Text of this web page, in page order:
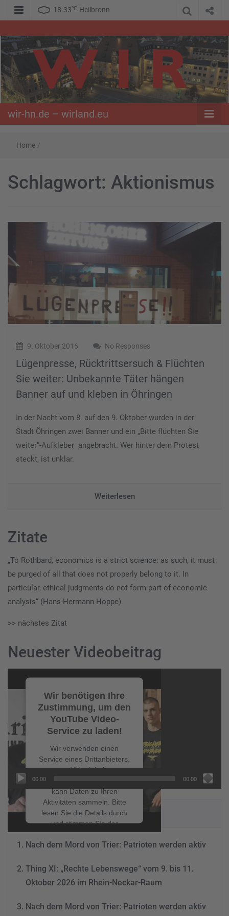
18.33℃ Heilbronn
wir-hn.de –
wirland.eu
wir-hn.de – wirland.eu
Home /
Schlagwort: Aktionismus
9. Oktober 2016 No Responses
Lügenpresse, Rücktrittsersuch & Flüchten
Sie weiter: Unbekannte Täter hängen
Banner auf und kleben in Öhringen
In der Nacht vom 8. auf den 9. Oktober wurden in der
Stadt Öhringen zwei Banner und ein „Bitte flüchten Sie
weiter“-Aufkleber angebracht. Wer hinter dem Protest
steckt, ist unklar.
Weiterlesen
Zitate
„To Rothbard, economics is a strict science: as such, it must
be purged of all that does not properly belong to it. In
particular, ethical judgments do not form part of economic
analysis“ (Hans-Hermann Hoppe)
>> nächstes Zitat
Neuester Videobeitrag
Player
Wir benötigen Ihre
Zustimmung, um den
YouTube Video-
Service zu laden!
Wir verwenden einen
Service eines Drittanbieters,
um Videoinhalte
einzubetten. Dieser Service
kann Daten zu Ihren
Aktivitäten sammeln. Bitte
lesen Sie die Details durch
und stimmen Sie der
Nutzung des Service zu, um
dieses Video anzusehen.
Mehr Informationen
00:00 00:00
NEUESTE BEITRÄGE
Nach dem Mord von Trier: Patrioten werden aktiv
Thing XI: „Rechte Lebenswege“ vom 9. bis 11.
Oktober 2026 im Rhein-Neckar-Raum
Nach dem Mord von Trier: Patrioten werden aktiv